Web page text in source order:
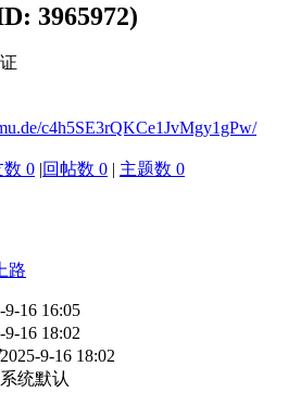
3965972)
c4h5SE3rQKCe1JvMgy1gPw/
数 0 |回帖数 0 | 主题数 0
路
9-16 16:05
9-16 18:02
2025-9-16 18:02
统默认